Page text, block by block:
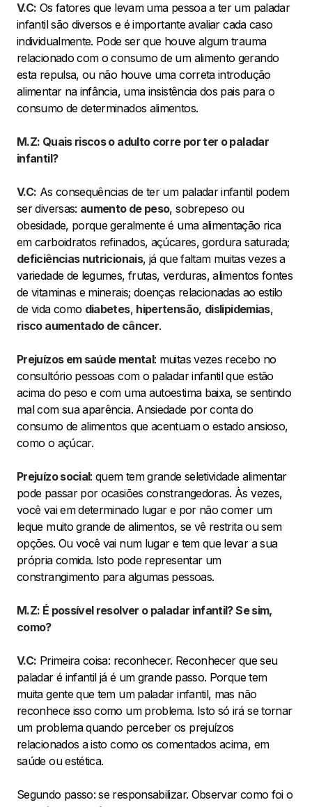
V.C: Os fatores que levam uma pessoa a ter um paladar
infantil são diversos e é importante avaliar cada caso
individualmente. Pode ser que houve algum trauma
relacionado com o consumo de um alimento gerando
esta repulsa, ou não houve uma correta introdução
alimentar na infância, uma insistência dos pais para o
consumo de determinados alimentos.
M.Z: Quais riscos o adulto corre por ter o paladar
infantil?
V.C: As consequências de ter um paladar infantil podem
ser diversas: aumento de peso, sobrepeso ou
obesidade, porque geralmente é uma alimentação rica
em carboidratos refinados, açúcares, gordura saturada;
deficiências nutricionais, já que faltam muitas vezes a
variedade de legumes, frutas, verduras, alimentos fontes
de vitaminas e minerais; doenças relacionadas ao estilo
de vida como diabetes, hipertensão, dislipidemias,
risco aumentado de câncer.
Prejuízos em saúde mental: muitas vezes recebo no
consultório pessoas com o paladar infantil que estão
acima do peso e com uma autoestima baixa, se sentindo
mal com sua aparência. Ansiedade por conta do
consumo de alimentos que acentuam o estado ansioso,
como o açúcar.
Prejuízo social: quem tem grande seletividade alimentar
pode passar por ocasiões constrangedoras. Às vezes,
você vai em determinado lugar e por não comer um
leque muito grande de alimentos, se vê restrita ou sem
opções. Ou você vai num lugar e tem que levar a sua
própria comida. Isto pode representar um
constrangimento para algumas pessoas.
M.Z: É possível resolver o paladar infantil? Se sim,
como?
V.C: Primeira coisa: reconhecer. Reconhecer que seu
paladar é infantil já é um grande passo. Porque tem
muita gente que tem um paladar infantil, mas não
reconhece isso como um problema. Isto só irá se tornar
um problema quando perceber os prejuízos
relacionados a isto como os comentados acima, em
saúde ou estética.
Segundo passo: se responsabilizar. Observar como foi o